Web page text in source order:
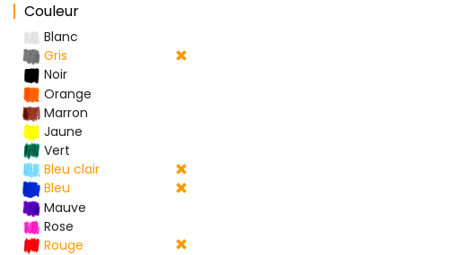
Couleur
Blanc
Gris
Noir
Orange
Marron
Jaune
Vert
Bleu clair
Bleu
Mauve
Rose
Rouge